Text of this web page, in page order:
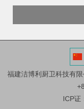
福建洁博利厨卫科技有限
ICP证